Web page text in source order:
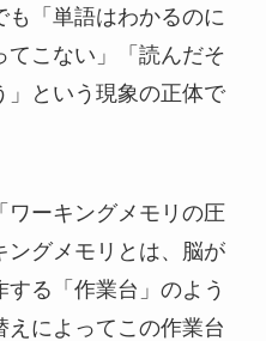
「単語はわかるのに
こない」「読んだそ
」という現象の正体で
ワーキングメモリの圧
ングメモリとは、脳が
る「作業台」のよう
によってこの作業台